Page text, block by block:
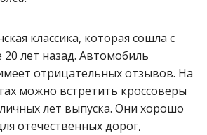
классика, которая сошла с
20 лет назад. Автомобиль
отрицательных отзывов. На
можно встретить кроссоверы
лет выпуска. Они хорошо
отечественных дорог,